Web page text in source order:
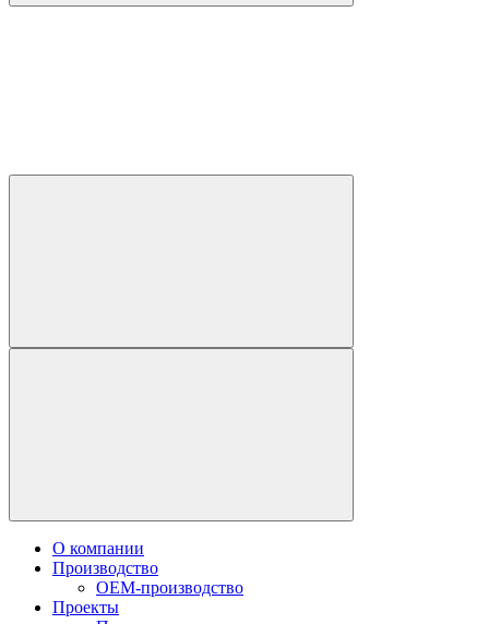
О компании
Производство
OEM-производство
Проекты